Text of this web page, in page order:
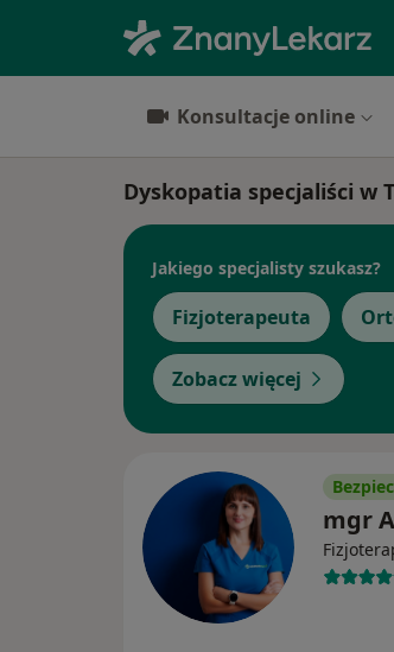
Konsultacje online
Dyskopatia specjaliści w
Jakiego specjalisty szukasz?
Fizjoterapeuta
Zobacz więcej
mgr